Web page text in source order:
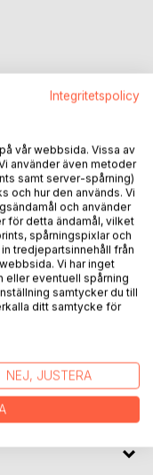
att lära sig av sina
av andras. Epic
och anekdoter
affärsvärlden om
ibland gör att vi
på sina olika sätt
oväntade
skapade en
Integritetspolicy
vår webbsida. Vissa av
använder även metoder
samt server-spårning)
och hur den används. Vi
och använder
för detta ändamål, vilket
spårningspixlar och
tredjepartsinnehåll från
Vi har inget
eller eventuell spårning
samtycker du till
ditt samtycke för
NEJ, JUSTERA